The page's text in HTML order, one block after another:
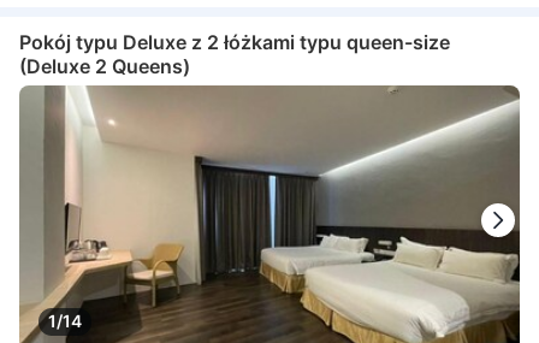
Pokój typu Deluxe z 2 łóżkami typu queen-size
(Deluxe 2 Queens)
1/14